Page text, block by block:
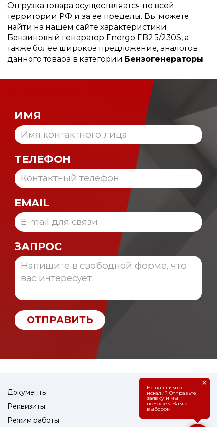
Отгрузка товара осуществляется по всей
территории РФ и за ее пределы. Вы можете
найти на нашем сайте характеристики
Бензиновый генератор Energo EB2.5/230S, а
также более широкое предложение, аналогов
данного товара в категории Бензогенераторы.
ИМЯ
ТЕЛЕФОН
EMAIL
ЗАПРОС
ОТПРАВИТЬ
Документы
Реквизиты
Режим работы
Не нашли что
искали? Отправьте
заявку и мы
поможем Вам с
выбором!
×